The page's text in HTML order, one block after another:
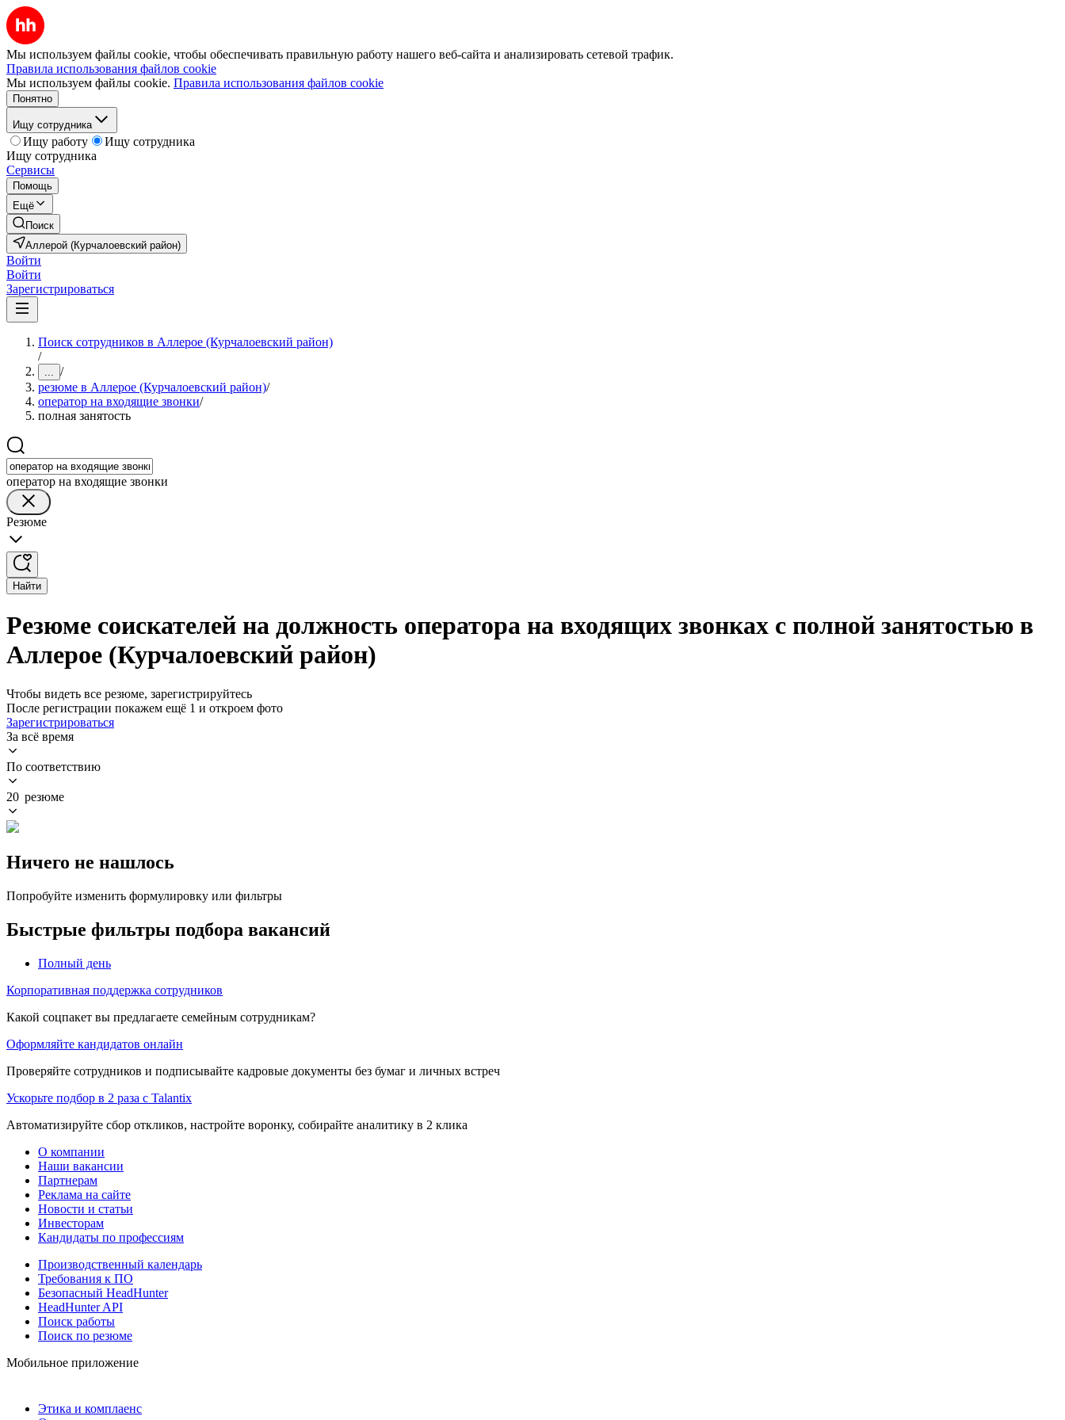
Мы используем файлы cookie, чтобы обеспечивать правильную работу нашего веб-сайта и анализировать сетевой трафик.
Правила использования файлов cookie
Мы используем файлы cookie. Правила использования файлов cookie
Понятно
Ищу сотрудника
Ищу работу
Ищу сотрудника
Ищу сотрудника
Сервисы
Помощь
Ещё
Поиск
Аллерой (Курчалоевский район)
Войти
Войти
Зарегистрироваться
Поиск сотрудников в Аллерое (Курчалоевский район)
/
... /
резюме в Аллерое (Курчалоевский район)/
оператор на входящие звонки/
полная занятость
оператор на входящие звонки
Резюме
Найти
Резюме соискателей на должность оператора на входящих звонках с полной занятостью в
Аллерое (Курчалоевский район)
Чтобы видеть все резюме, зарегистрируйтесь
После регистрации покажем ещё 1 и откроем фото
Зарегистрироваться
За всё время
По соответствию
20 резюме
Ничего не нашлось
Попробуйте изменить формулировку или фильтры
Быстрые фильтры подбора вакансий
Полный день
Корпоративная поддержка сотрудников
Какой соцпакет вы предлагаете семейным сотрудникам?
Оформляйте кандидатов онлайн
Проверяйте сотрудников и подписывайте кадровые документы без бумаг и личных встреч
Ускорьте подбор в 2 раза с Talantix
Автоматизируйте сбор откликов, настройте воронку, собирайте аналитику в 2 клика
О компании
Наши вакансии
Партнерам
Реклама на сайте
Новости и статьи
Инвесторам
Кандидаты по профессиям
Производственный календарь
Требования к ПО
Безопасный HeadHunter
HeadHunter API
Поиск работы
Поиск по резюме
Мобильное приложение
Этика и комплаенс